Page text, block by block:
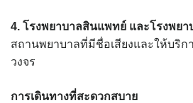
4. โรงพยาบาลสินแพทย์ และโรงพย
สถานพยาบาลที่มีชื่อเสียงและให้บริ
วงจร
การเดินทางที่สะดวกสบาย